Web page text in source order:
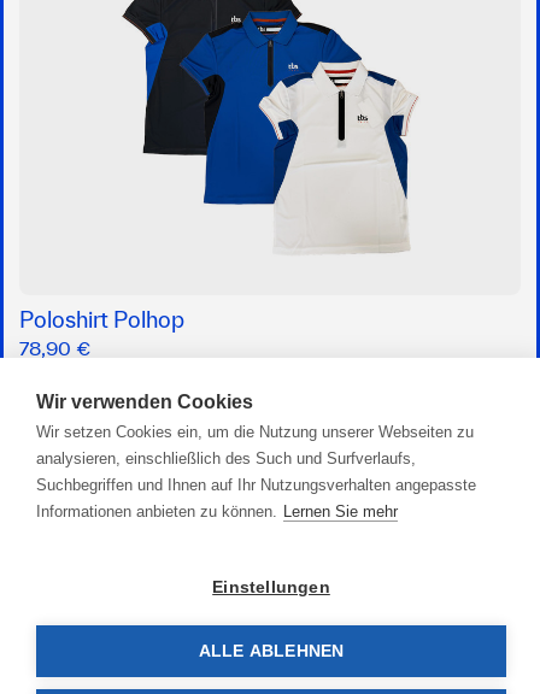
Poloshirt Polhop
78,90 €
Wir verwenden Cookies
Wir setzen Cookies ein, um die Nutzung unserer Webseiten zu
analysieren, einschließlich des Such und Surfverlaufs,
Suchbegriffen und Ihnen auf Ihr Nutzungsverhalten angepasste
Informationen anbieten zu können. Lernen Sie mehr
Einstellungen
ALLE ABLEHNEN